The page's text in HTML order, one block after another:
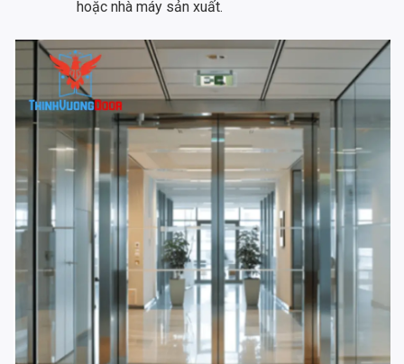
hoặc nhà máy sản xuất.